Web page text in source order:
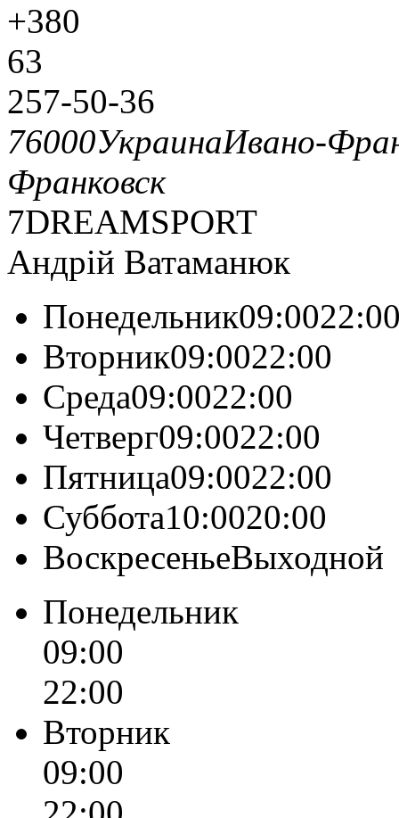
+380
63
257-50-36
76000УкраинаИвано-
Франковск
7DREAMSPORT
Андрій Ватаманюк
Вторник09:0022:00
Среда09:0022:00
Четверг09:0022:00
Пятница09:0022:00
Суббота10:0020:00
ВоскресеньеВыходной
Понедельник
09:00
22:00
Вторник
09:00